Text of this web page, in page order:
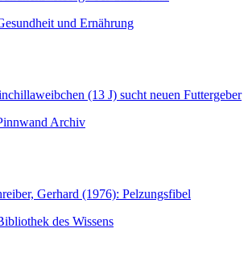
und Ernährung
(13 J) sucht neuen Futtergeber
Archiv
Gerhard (1976): Pelzungsfibel
des Wissens